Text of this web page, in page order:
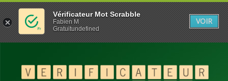
Vérificateur Mot Scrabble
Fabien M
Gratuitundefined
VOIR